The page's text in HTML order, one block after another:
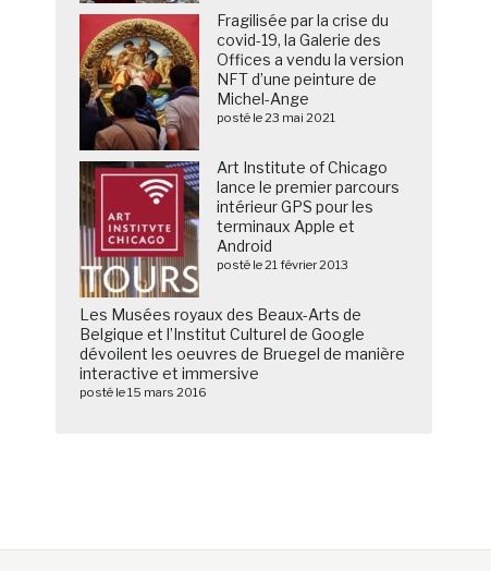
Fragilisée par la crise du
covid-19, la Galerie des
Offices a vendu la version
NFT d’une peinture de
Michel-Ange
posté le 23 mai 2021
Art Institute of Chicago
lance le premier parcours
intérieur GPS pour les
terminaux Apple et
Android
posté le 21 février 2013
Les Musées royaux des Beaux-Arts de
Belgique et l’Institut Culturel de Google
dévoilent les oeuvres de Bruegel de manière
interactive et immersive
posté le 15 mars 2016